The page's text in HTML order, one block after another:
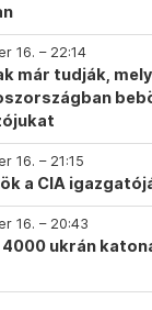
16. – 22:14
már tudják,
16. – 21:15
a CIA
16. – 20:43
ukrán